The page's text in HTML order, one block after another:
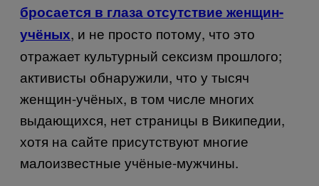
бросается в глаза отсутствие женщин-
учёных, и не просто потому, что это
отражает культурный сексизм прошлого;
активисты обнаружили, что у тысяч
женщин-учёных, в том числе многих
выдающихся, нет страницы в Википедии,
хотя на сайте присутствуют многие
малоизвестные учёные-мужчины.